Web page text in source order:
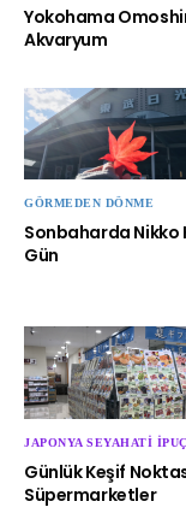
Yokohama
Akvaryum
GÖRMEDEN DÖNME
Sonbaharda Nikko
Gün
JAPONYA SEYAHATI
Günlük Keşif
Süpermarketler